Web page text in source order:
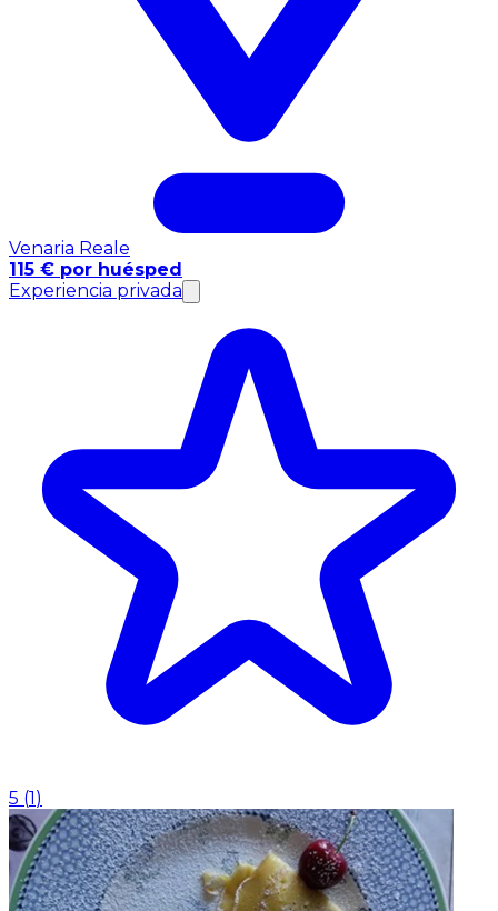
Venaria Reale
115 € por huésped
Experiencia privada
5 (1 )